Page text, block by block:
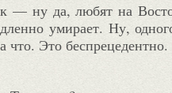
— ну да, любят на
умирает. Ну,
что. Это беспрецедентно.